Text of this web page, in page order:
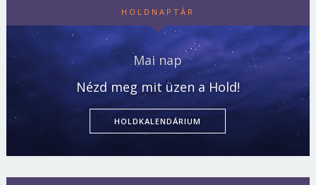
HOLDNAPTÁR
Mai nap
Nézd meg mit üzen a Hold!
HOLDKALENDÁRIUM